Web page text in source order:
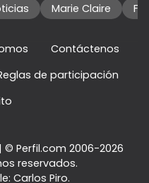
Marie Claire
Contáctenos
de participación
| © Perfil.com 2006-2026
reservados.
Carlos Piro.